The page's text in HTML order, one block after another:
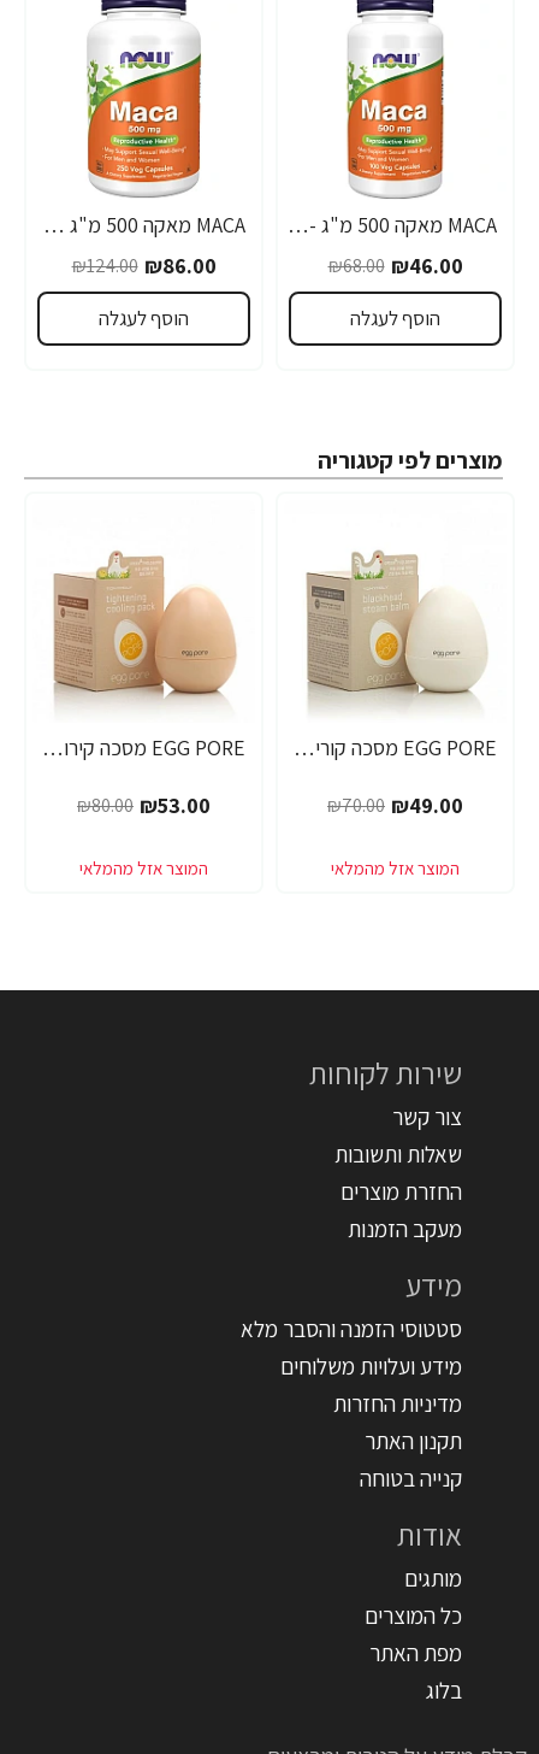
-32%
MACA מאקה 500 מ"ג - 100 כמוסות - מבית NOW FOODS
₪46.00
₪68.00
הוסף לעגלה
-31%
MACA מאקה 500 מ"ג 250 כמוסות - מבית NOW FOODS
₪86.00
₪124.00
הוסף לעגלה
מוצרים לפי קטגוריה
-30% EGG PORE מסכה קוריאנית לניקוי ראשים שחורים 30 גרם - מבית Tony Moly
₪49.00
₪70.00
-34% EGG PORE מסכה קירור לכיווץ נקבוביות 30 גרם - מבית Tony Moly
₪53.00
₪80.00
שירות לקוחות
צור קשר
שאלות ותשובות
החזרת מוצרים
מעקב הזמנות
מידע
סטטוסי הזמנה והסבר מלא
מידע ועלויות משלוחים
מדיניות החזרות
תקנון האתר
קנייה בטוחה
אודות
מותגים
כל המוצרים
מפת האתר
בלוג